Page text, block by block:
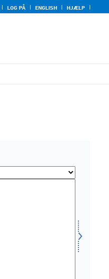
LOG PÅ ENGLISH HJÆLP